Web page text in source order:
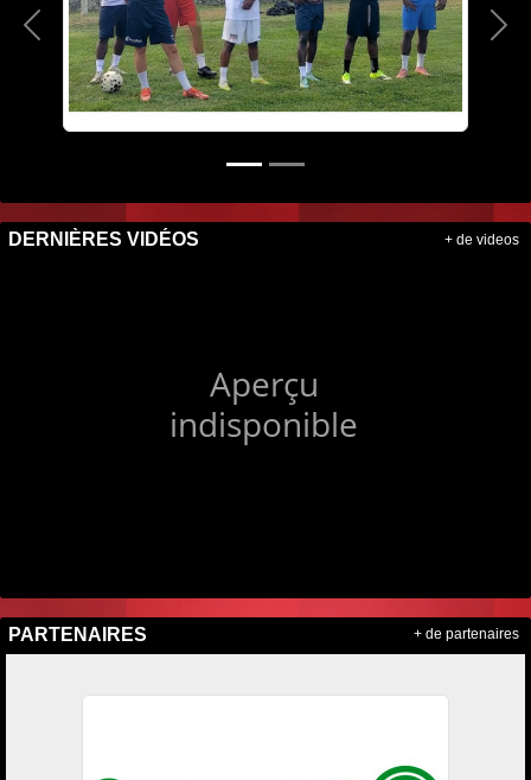
Précedent
DERNIÈRES VIDÉOS + de videos
PARTENAIRES + de partenaires